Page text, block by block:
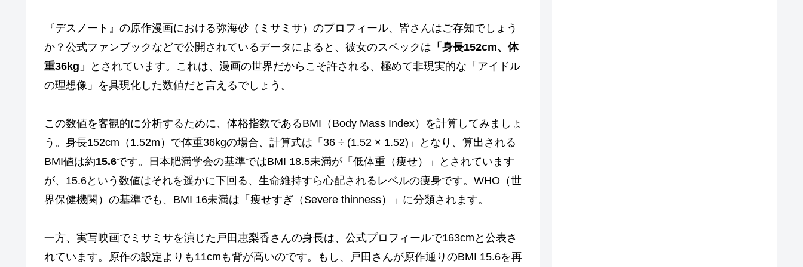
『デスノート』の原作漫画における弥海砂（ミサミサ）のプロフィール、皆さんはご存知でしょう
か？公式ファンブックなどで公開されているデータによると、彼女のスペックは 「身長152cm、体
重36kg」
とされています。これは、漫画の世界だからこそ許される、極めて非現実的な「アイドル
の理想像」を具現化した数値だと言えるでしょう。
この数値を客観的に分析するために、体格指数であるBMI（Body Mass Index）を計算してみましょ
う。身長152cm（1.52m）で体重36kgの場合、計算式は「36 ÷ (1.52 × 1.52)」となり、算出される
BMI値は約15.6です。日本肥満学会の基準ではBMI 18.5未満が「低体重（痩せ）」とされています
が、15.6という数値はそれを遥かに下回る、生命維持すら心配されるレベルの痩身です。WHO（世
界保健機関）の基準でも、BMI 16未満は「痩せすぎ（Severe thinness）」に分類されます。
一方、実写映画でミサミサを演じた戸田恵梨香さんの身長は、 公式プロフィールで163cm と公表さ
れています。原作の設定よりも11cmも背が高いのです。もし、戸田さんが原作通りのBMI 15.6を再